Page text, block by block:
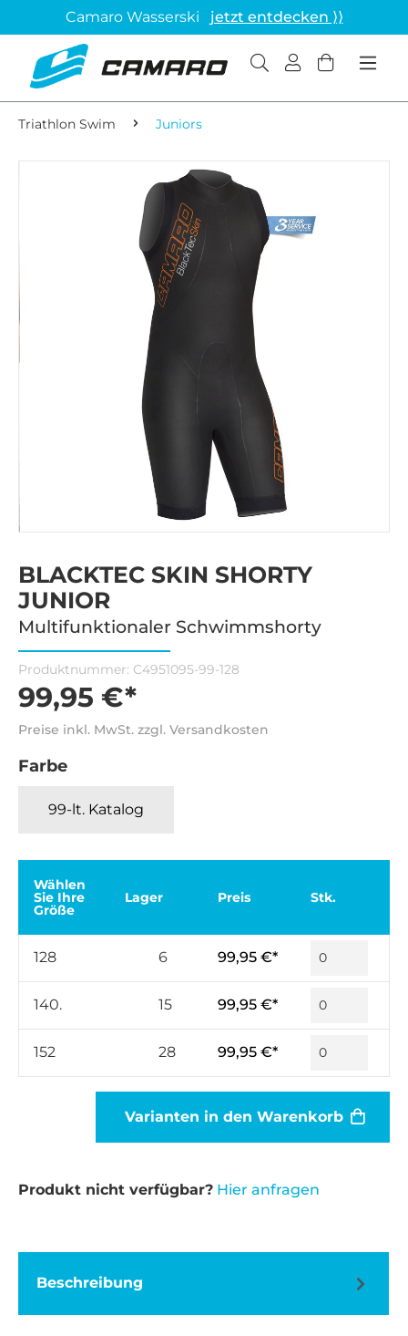
Camaro Wasserski jetzt entdecken ⟩⟩
Triathlon Swim Juniors
BLACKTEC SKIN SHORTY
JUNIOR
Multifunktionaler Schwimmshorty
Produktnummer: C4951095-99-128
99,95 €*
Preise inkl. MwSt. zzgl. Versandkosten
Farbe
99-lt. Katalog
Wählen
Sie Ihre
Größe
Lager Preis Stk.
128 6 99,95 €*
140. 15 99,95 €*
152 28 99,95 €*
Varianten in den Warenkorb
Produkt nicht verfügbar? Hier anfragen
Beschreibung